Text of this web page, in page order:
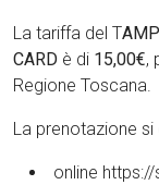
La tariffa del T
CARD è di 15,00€,
Regione Toscana.
La prenotazione
online